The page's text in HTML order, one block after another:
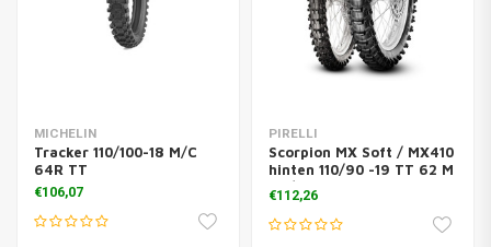
MICHELIN
Tracker 110/100-18 M/C
64R TT
€106,07
PIRELLI
Scorpion MX Soft / MX410
hinten 110/90 -19 TT 62 M
110/90 -19 TT 62 M.
€112,26